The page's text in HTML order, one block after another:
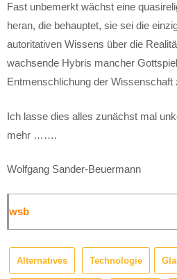
Fast unbemerkt wächst eine
heran, die behauptet, sie sei die
autoritativen Wissens über die
wachsende Hybris mancher
Entmenschlichung der Wissenschaft
Ich lasse dies alles zunächst mal
mehr …….
Wolfgang Sander-Beuermann
wsb
Alternatives Technologie